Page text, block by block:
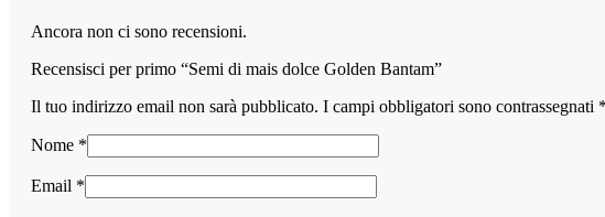
Ancora non ci sono recensioni.
Recensisci per primo “Semi di mais dolce Golden Bantam”
Il tuo indirizzo email non sarà pubblicato. I campi obbligatori sono contrassegnati *
Nome *
Email *